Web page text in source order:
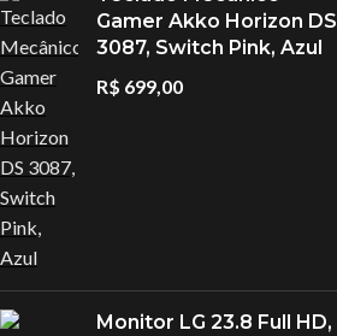
Gamer Akko Horizon DS
3087, Switch Pink, Azul
R$ 699,00
Monitor LG 23.8 Full HD,